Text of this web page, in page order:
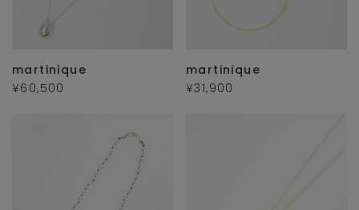
martinique
¥60,500
martinique
¥31,900